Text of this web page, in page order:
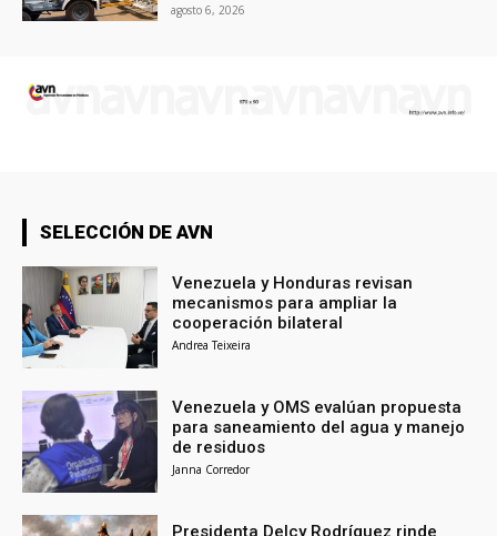
agosto 6, 2026
SELECCIÓN DE AVN
Venezuela y Honduras revisan
mecanismos para ampliar la
cooperación bilateral
Andrea Teixeira
Venezuela y OMS evalúan propuesta
para saneamiento del agua y manejo
de residuos
Janna Corredor
Presidenta Delcy Rodríguez rinde